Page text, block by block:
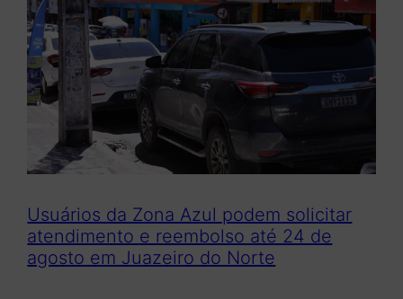
Usuários da Zona Azul podem solicitar
atendimento e reembolso até 24 de
agosto em Juazeiro do Norte